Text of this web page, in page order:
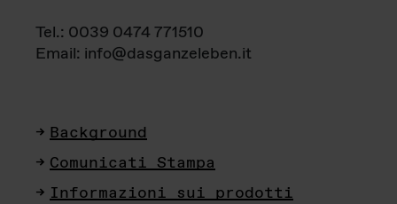
Tel.: 0039 0474 771510
Email: info@dasganzeleben.it
Background
Comunicati Stampa
Informazioni sui prodotti